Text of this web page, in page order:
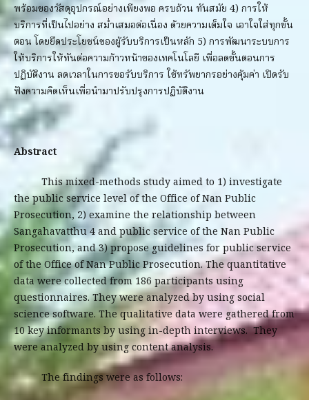
พร้อมของวัสดุอุปกรณ์อย่างเพียงพอ ครบถ้วน ทันสมัย 4) การให้
บริการที่เป็นไปอย่าง สม่ำเสมอต่อเนื่อง ด้วยความเต็มใจ เอาใจใส่ทุกขั้น
ตอน โดยยึดประโยชน์ของผู้รับบริการเป็นหลัก 5) การพัฒนาระบบการ
ให้บริการให้ทันต่อความก้าวหน้าของเทคโนโลยี เพื่อลดขั้นตอนการ
ปฏิบัติงาน ลดเวลาในการขอรับบริการ ใช้ทรัพยากรอย่างคุ้มค่า เปิดรับ
ฟังความคิดเห็นเพื่อนำมาปรับปรุงการปฏิบัติงาน
Abstract
This mixed-methods study aimed to 1) investigate
the public service level of the Office of Nan Public
Prosecution, 2) examine the relationship between
Sangahavatthu 4 and public service of the Nan Public
Prosecution, and 3) propose guidelines for public service
of the Office of Nan Public Prosecution. The quantitative
data were collected from 186 participants using
questionnaires. They were analyzed by using social
science software. The qualitative data were gathered from
10 key informants by using in-depth interviews. They
were analyzed by using content analysis.
The findings were as follows: